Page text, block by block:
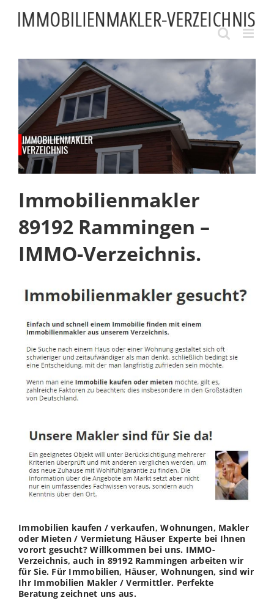
content
Immobilienmakler
89192 Rammingen –
IMMO-Verzeichnis.
Immobilien kaufen / verkaufen, Wohnungen, Makler
oder Mieten / Vermietung Häuser Experte bei Ihnen
vorort gesucht? Willkommen bei uns. IMMO-
Verzeichnis, auch in 89192 Rammingen arbeiten wir
für Sie. Für Immobilien, Häuser, Wohnungen, sind wir
Ihr Immobilien Makler / Vermittler. Perfekte
Beratung zeichnet uns aus.